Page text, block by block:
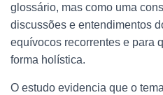
glossário, mas como uma
discussões e entendimentos
equívocos recorrentes e para
forma holística.
O estudo evidencia que o